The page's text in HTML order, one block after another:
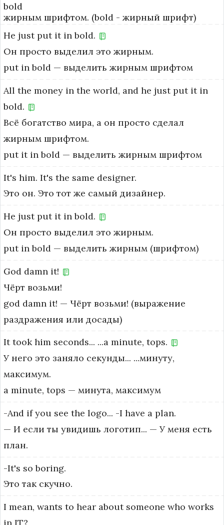
bold
жирным шрифтом. (bold - жирный шрифт)
He just put it in bold.
Он просто выделил это жирным.
put in bold — выделить жирным шрифтом
All the money in the world, and he just put it in
bold.
Всё богатство мира, а он просто сделал
жирным шрифтом.
put it in bold — выделить жирным шрифтом
It's him. It's the same designer.
Это он. Это тот же самый дизайнер.
He just put it in bold.
Он просто выделил это жирным.
put in bold — выделить жирным (шрифтом)
God damn it!
Чёрт возьми!
god damn it! — Чёрт возьми! (выражение
раздражения или досады)
It took him seconds... ...a minute, tops.
У него это заняло секунды... ...минуту,
максимум.
a minute, tops — минута, максимум
-And if you see the logo... -I have a plan.
— И если ты увидишь логотип... — У меня есть
план.
-It's so boring.
Это так скучно.
I mean, wants to hear about someone who works
in IT?